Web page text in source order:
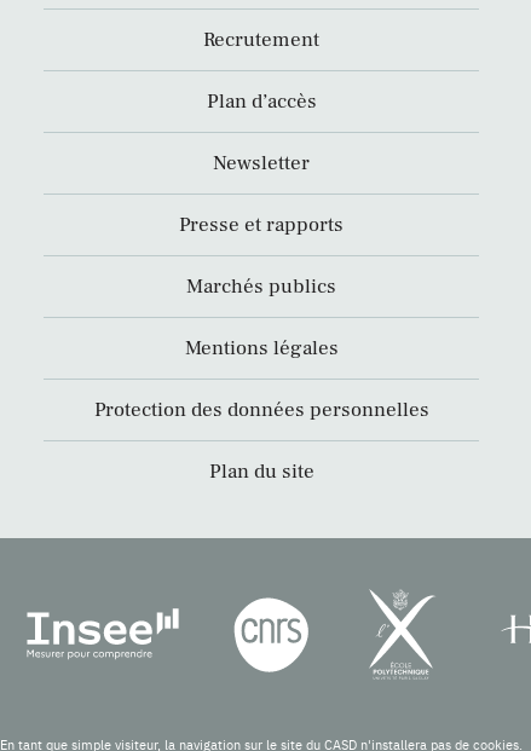
Recrutement
Plan d’accès
Newsletter
Presse et rapports
Marchés publics
Mentions légales
Protection des données personnelles
Plan du site
En tant que simple visiteur, la navigation sur le site du CASD n'installera pas de cookies.